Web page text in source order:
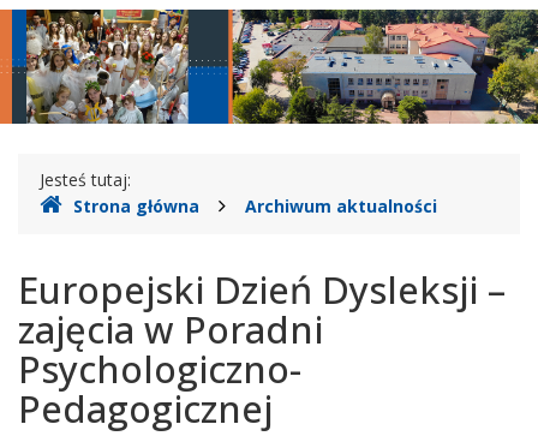
Przedszkolny
nr
Gdzie
jesteśmy
Jesteś tutaj:
Strona główna
Archiwum aktualności
Europejski Dzień Dysleksji –
zajęcia w Poradni
Psychologiczno-
Pedagogicznej